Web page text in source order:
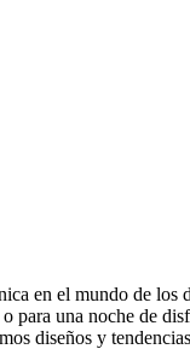
en el mundo de
una noche de
diseños y